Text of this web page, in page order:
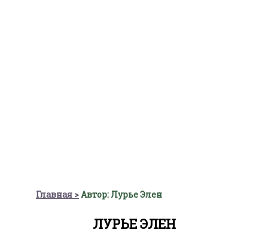
Главная Автор: Лурье Элен
ЛУРЬЕ ЭЛЕН